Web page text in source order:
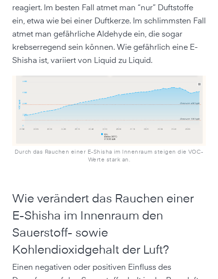
reagiert. Im besten Fall atmet man “nur” Duftstoffe
ein, etwa wie bei einer Duftkerze. Im schlimmsten Fall
atmet man gefährliche Aldehyde ein, die sogar
krebserregend sein können. Wie gefährlich eine E-
Shisha ist, variiert von Liquid zu Liquid.
Durch das Rauchen einer E-Shisha im Innenraum steigen die VOC-
Werte stark an.
Wie verändert das Rauchen einer
E-Shisha im Innenraum den
Sauerstoff- sowie
Kohlendioxidgehalt der Luft?
Einen negativen oder positiven Einfluss des